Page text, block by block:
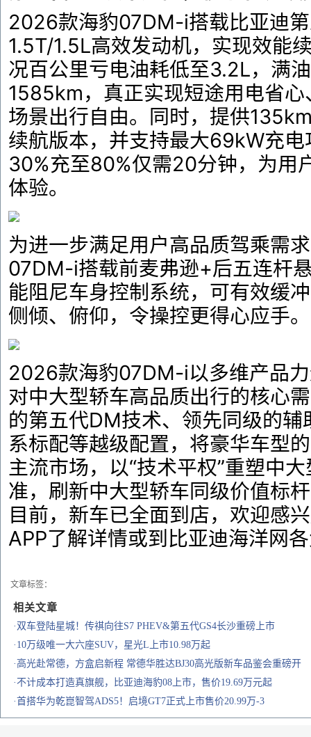
2026款海豹07DM-i搭载比亚迪
1.5T/1.5L高效发动机，实现效能
况百公里亏电油耗低至3.2L，满
1585km，真正实现短途用电省
场景出行自由。同时，提供
续航版本，并支持最大69kW充
30%充至80%仅需20分钟，为用
体验。
为进一步满足用户高品质驾乘需
07DM-i搭载前麦弗逊+后五连杆
能阻尼车身控制系统，可有效缓
侧倾、俯仰，令操控更得心应手。
2026款海豹07DM-i以多维产品
对中大型轿车高品质出行的核心
的第五代DM技术、领先同级的
系标配等越级配置，将豪华车型
主流市场，以“技术平权”重塑中
准，刷新中大型轿车同级价值标
目前，新车已全面到店，欢迎感
APP了解详情或到比亚迪海洋网
文章标签：
相关文章
·双车登陆星城！传祺向往S7 PHEV&第五代GS4长沙重磅上市
·10万级唯一大六座SUV，星光L上市10.98万起
·高光赴常德，方盒启新程 常德华胜达BJ30高光版新车品鉴会重磅开
·不计成本打造真旗舰，比亚迪海豹08上市，售价19.69万元起
·首搭华为乾崑智驾ADS5！启境GT7正式上市售价20.99万-3